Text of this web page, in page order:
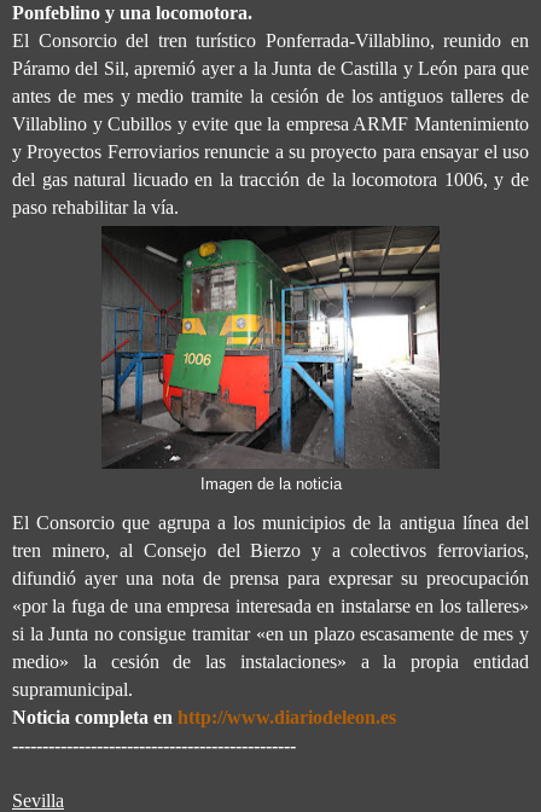
Ponfeblino y una locomotora.
El Consorcio del tren turístico Ponferrada-Villablino, reunido en
Páramo del Sil, apremió ayer a la Junta de Castilla y León para que
antes de mes y medio tramite la cesión de los antiguos talleres de
Villablino y Cubillos y evite que la empresa ARMF Mantenimiento
y Proyectos Ferroviarios renuncie a su proyecto para ensayar el uso
del gas natural licuado en la tracción de la locomotora 1006, y de
paso rehabilitar la vía.
Imagen de la noticia
El Consorcio que agrupa a los municipios de la antigua línea del
tren minero, al Consejo del Bierzo y a colectivos ferroviarios,
difundió ayer una nota de prensa para expresar su preocupación
«por la fuga de una empresa interesada en instalarse en los talleres»
si la Junta no consigue tramitar «en un plazo escasamente de mes y
medio» la cesión de las instalaciones» a la propia entidad
supramunicipal.
Noticia completa en http://www.diariodeleon.es
-----------------------------------------------
Sevilla